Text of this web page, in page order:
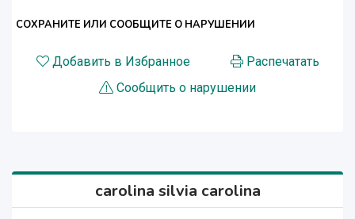
СОХРАНИТЕ ИЛИ СООБЩИТЕ О НАРУШЕНИИ
Добавить в Избранное
Распечатать
Сообщить о нарушении
carolina silvia carolina